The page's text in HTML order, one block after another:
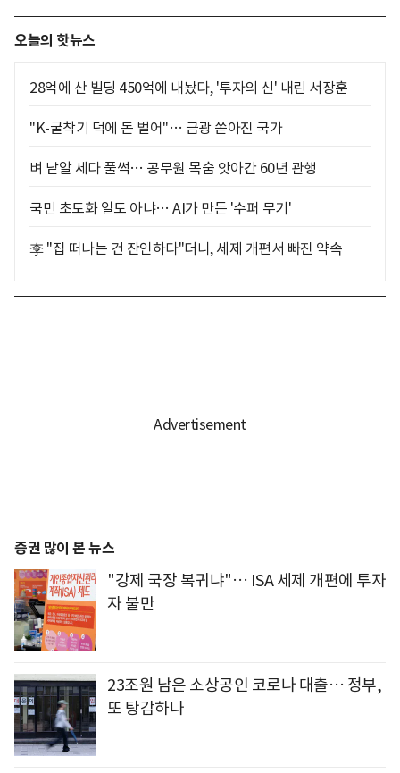
오늘의 핫뉴스
28억에 산 빌딩 450억에 내놨다, '투자의 신' 내린 서장훈
"K-굴착기 덕에 돈 벌어"… 금광 쏟아진 국가
벼 낱알 세다 풀썩… 공무원 목숨 앗아간 60년 관행
국민 초토화 일도 아냐… AI가 만든 '수퍼 무기'
李 "집 떠나는 건 잔인하다"더니, 세제 개편서 빠진 약속
증권 많이 본 뉴스
"강제 국장 복귀냐"… ISA 세제 개편에 투자
자 불만
23조원 남은 소상공인 코로나 대출… 정부,
또 탕감하나